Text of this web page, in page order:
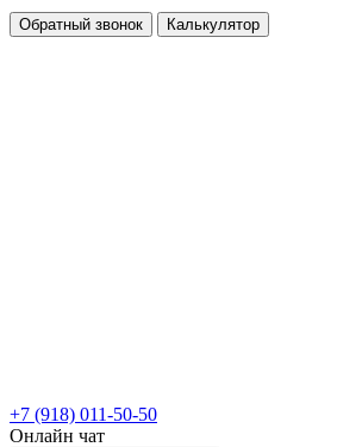
Обратный звонок Калькулятор
+7 (918) 011-50-50
Онлайн чат